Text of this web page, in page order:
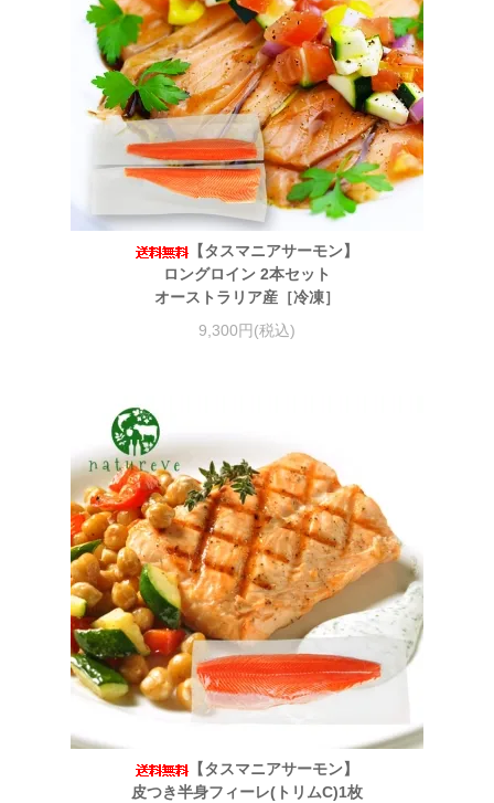
【タスマニアサーモン】
ロングロイン 2本セット
オーストラリア産［冷凍］
9,300円(税込)
【タスマニアサーモン】
皮つき半身フィーレ(トリムC)1枚